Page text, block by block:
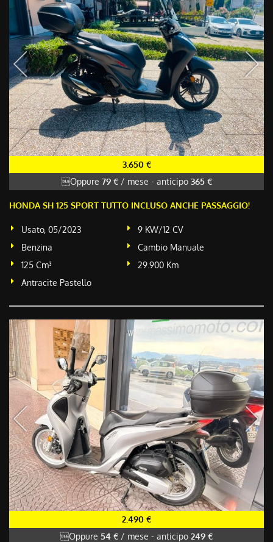
3.650 €
Oppure 79 €/ mese - anticipo 365 €
HONDA SH 125 SPORT TUTTO INCLUSO ANCHE PASSAGGIO!
Usato, 05/2023
9 KW/12 CV
Benzina
Cambio Manuale
125 Cm³
29.900 Km
Antracite Pastello
2.490 €
Oppure 54 € / mese - anticipo 249 €